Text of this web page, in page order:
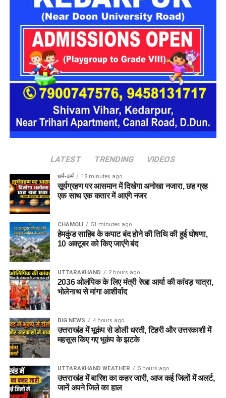
LATEST TRENDING VIDEOS
धर्म-कर्म 18 minutes ago
सूर्यग्रहण पर आसमान में दिखेगा अनोखा नजारा, छह ग्रह
एक साथ एक कतार में आएंगे नजर
CHAMOLI 51 minutes ago
हेमकुंड साहिब के कपाट बंद होने की तिथि की हुई घोषणा,
10 अक्टूबर को किए जाएंंगे बंद
UTTARAKHAND 2 hours ago
2036 ओलंपिक के लिए मंत्री रेखा आर्या की कांवड़ यात्रा,
भोलेनाथ से मांगा आशीर्वाद
BIG NEWS 4 hours ago
उत्तराखंड में भूकंप से डोली धरती, टिहरी और उत्तरकाशी में
महसूस किए गए भूकंप के झटके
UTTARAKHAND WEATHER 5 hours ago
उत्तराखंड में बारिश का कहर जारी, आज कई जिलों में अलर्ट,
जानें अपने जिले का हाल